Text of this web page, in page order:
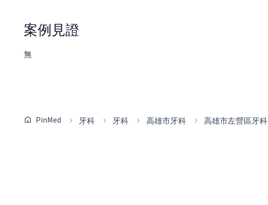
案例見證
無
PinMed 牙科 牙科 高雄市牙科 高雄市左營區牙科